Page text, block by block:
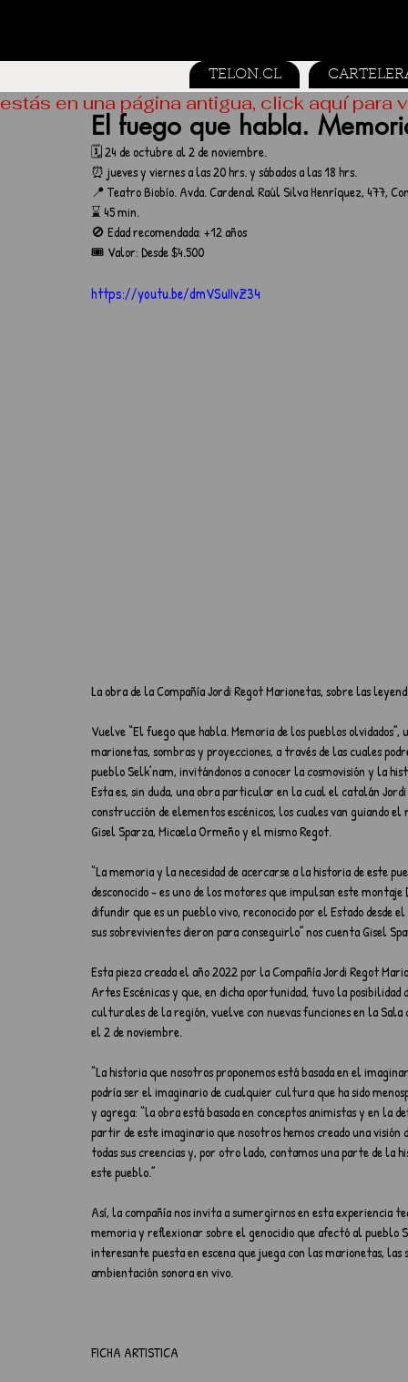
TELON.CL
El fuego que habla.
🗓️ 24 de octubre al 2 de noviembre.
⏰ jueves y viernes a las 20 hrs. y sábados a las 18 hrs.
📍 Teatro Biobío. Avda. Cardenal Raúl Silva Henríquez, 477,
⌛ 45 min.
🚫 Edad recomendada: +12 años
🎟️ Valor: Desde $4.500
https://youtu.be/dmVSuIIvZ34
La obra de la Compañía Jordi Regot Marionetas, sobre las
Vuelve “El fuego que habla. Memoria de los pueblos
marionetas, sombras y proyecciones, a través de las cuales
pueblo Selk’nam, invitándonos a conocer la cosmovisión y la
Esta es, sin duda, una obra particular en la cual el catalán
construcción de elementos escénicos, los cuales van guiando
Gisel Sparza, Micaela Ormeño y el mismo Regot.
“La memoria y la necesidad de acercarse a la historia de este
desconocido - es uno de los motores que impulsan este montaje
difundir que es un pueblo vivo, reconocido por el Estado desde
sus sobrevivientes dieron para conseguirlo” nos cuenta Gisel
Esta pieza creada el año 2022 por la Compañía Jordi Regot
Artes Escénicas y que, en dicha oportunidad, tuvo la
culturales de la región, vuelve con nuevas funciones en la Sala
el 2 de noviembre.
“La historia que nosotros proponemos está basada en el
podría ser el imaginario de cualquier cultura que ha sido
y agrega: “la obra está basada en conceptos animistas y en la
partir de este imaginario que nosotros hemos creado una visión
todas sus creencias y, por otro lado, contamos una parte de la
este pueblo.”
Así, la compañía nos invita a sumergirnos en esta experiencia
memoria y reflexionar sobre el genocidio que afectó al pueblo
interesante puesta en escena que juega con las marionetas,
ambientación sonora en vivo.
FICHA ARTISTICA
estás en una página antigua, click aquí para